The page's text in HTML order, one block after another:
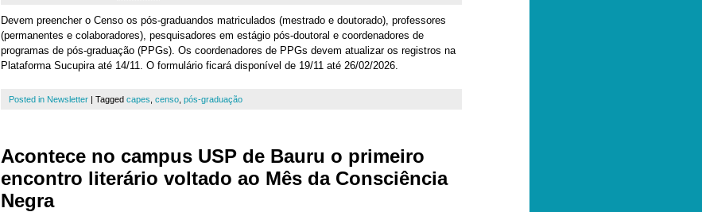
Devem preencher o Censo os pós-graduandos matriculados (mestrado e doutorado), professores
(permanentes e colaboradores), pesquisadores em estágio pós-doutoral e coordenadores de
programas de pós-graduação (PPGs). Os coordenadores de PPGs devem atualizar os registros na
Plataforma Sucupira até 14/11. O formulário ficará disponível de 19/11 até 26/02/2026.
Posted in Newsletter | Tagged capes censo pós-graduação
Acontece no campus USP de Bauru o primeiro
encontro literário voltado ao Mês da Consciência
Negra